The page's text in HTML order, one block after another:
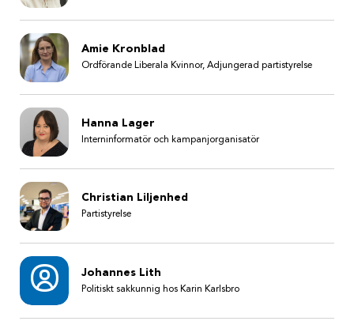
Amie Kronblad
Ordförande Liberala Kvinnor, Adjungerad partistyrelse
Hanna Lager
Interninformatör och kampanjorganisatör
Christian Liljenhed
Partistyrelse
Johannes Lith
Politiskt sakkunnig hos Karin Karlsbro